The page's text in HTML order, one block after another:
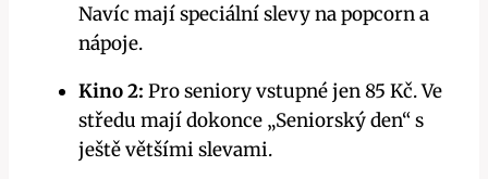
Navíc mají speciální slevy na popcorn a
nápoje.
Kino 2: Pro seniory vstupné jen 85 Kč. Ve
středu mají dokonce „Seniorský den“ s
ještě většími slevami.